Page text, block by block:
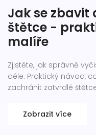
Jak se zbavit
štětce -
malíře
Zjistěte, jak správně
déle. Praktický návod,
zachránit zatvrdlé
Zobrazit více